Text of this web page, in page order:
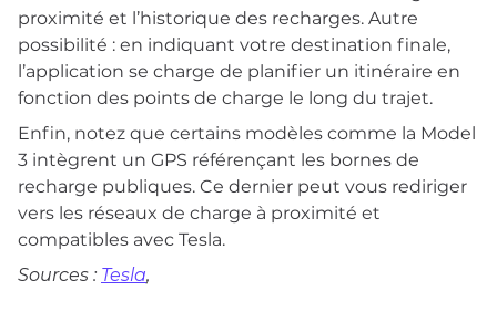
proximité et l’historique des recharges. Autre
possibilité : en indiquant votre destination finale,
l’application se charge de planifier un itinéraire en
fonction des points de charge le long du trajet.
Enfin, notez que certains modèles comme la Model
3 intègrent un GPS référençant les bornes de
recharge publiques. Ce dernier peut vous rediriger
vers les réseaux de charge à proximité et
compatibles avec Tesla.
Sources : Tesla,